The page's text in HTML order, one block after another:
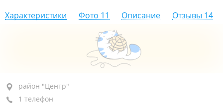
Характеристики Фото 11 Описание Отзывы 14
район "Центр", ул. Набережная, 5В
1-й этаж
район "Центр"
1 телефон